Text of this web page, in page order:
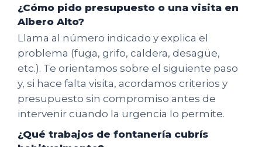
¿Cómo pido presupuesto o una visita en
Albero Alto?
Llama al número indicado y explica el
problema (fuga, grifo, caldera, desagüe,
etc.). Te orientamos sobre el siguiente paso
y, si hace falta visita, acordamos criterios y
presupuesto sin compromiso antes de
intervenir cuando la urgencia lo permite.
¿Qué trabajos de fontanería cubrís